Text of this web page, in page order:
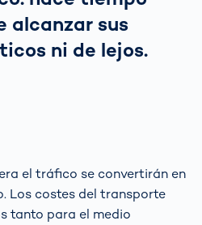
alcanzar sus
ni de lejos.
el tráfico se convertirán en
Los costes del transporte
tanto para el medio